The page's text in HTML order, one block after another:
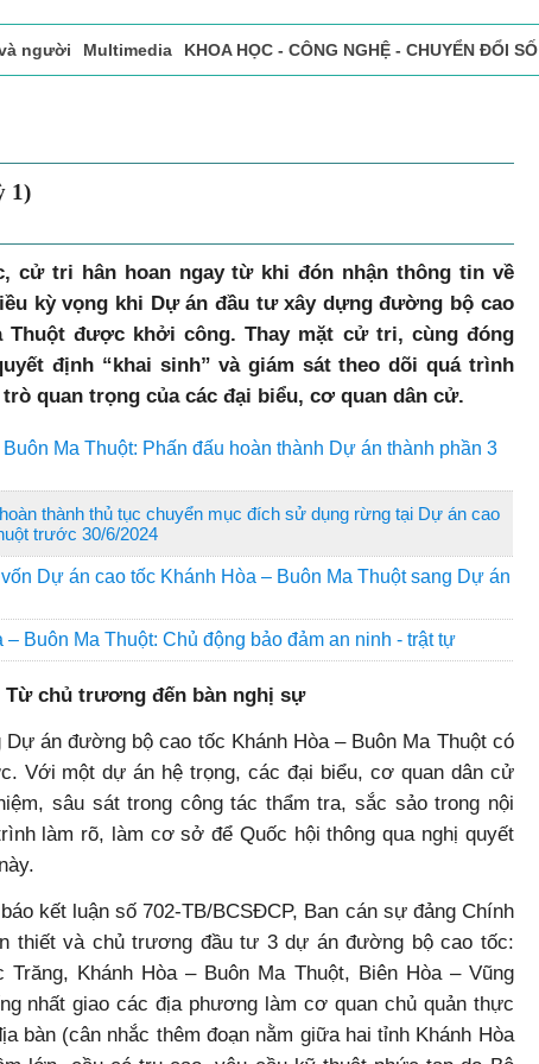
người Multimedia KHOA HỌC - CÔNG NGHỆ - CHUYỂN ĐỔI SỐ
1)
cử tri hân hoan ngay từ khi đón nhận thông tin về
kỳ vọng khi Dự án đầu tư xây dựng đường bộ cao
Thuột được khởi công. Thay mặt cử tri, cùng đóng
định “khai sinh” và giám sát theo dõi quá trình
quan trọng của các đại biểu, cơ quan dân cử.
Ma Thuột: Phấn đấu hoàn thành Dự án thành phần 3
thành thủ tục chuyển mục đích sử dụng rừng tại Dự án cao
trước 30/6/2024
Dự án cao tốc Khánh Hòa – Buôn Ma Thuột sang Dự án
Buôn Ma Thuột: Chủ động bảo đảm an ninh - trật tự
Từ chủ trương đến bàn nghị sự
án đường bộ cao tốc Khánh Hòa – Buôn Ma Thuột có
Với một dự án hệ trọng, các đại biểu, cơ quan dân cử
sâu sát trong công tác thẩm tra, sắc sảo trong nội
làm rõ, làm cơ sở để Quốc hội thông qua nghị quyết
kết luận số 702-TB/BCSĐCP, Ban cán sự đảng Chính
thiết và chủ trương đầu tư 3 dự án đường bộ cao tốc:
Khánh Hòa – Buôn Ma Thuột, Biên Hòa – Vũng
nhất giao các địa phương làm cơ quan chủ quản thực
bàn (cân nhắc thêm đoạn nằm giữa hai tỉnh Khánh Hòa